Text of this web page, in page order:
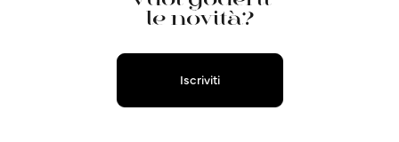
le novità?
Iscriviti